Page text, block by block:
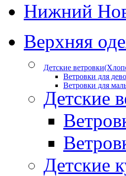
Нижний
Верхняя
Детские
Ветровки для
Ветровки для
Детские
Детские